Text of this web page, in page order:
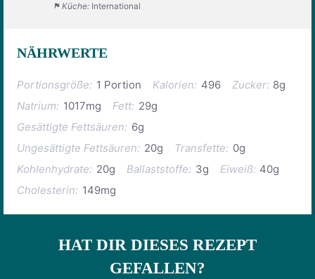
Küche: International
NÄHRWERTE
Portionsgröße: 1 Portion Kalorien: 496 Zucker: 8g
Natrium: 1017mg Fett: 29g
Gesättigte Fettsäuren: 6g
Ungesättigte Fettsäuren: 20g Transfette: 0g
Kohlenhydrate: 20g Ballaststoffe: 3g Eiweiß: 40g
Cholesterin: 149mg
HAT DIR DIESES REZEPT
GEFALLEN?